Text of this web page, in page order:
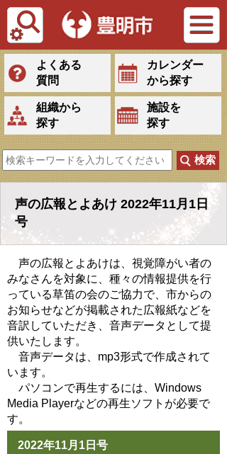
Tiếng Việt
よくある
質問
カレンダー
から探す
組織から
探す
施設を
探す
声の広報とよあけ 2022年11月1日
号
声の広報とよあけは、視覚障がい者の
みなさんを対象に、種々の情報提供を行
っている草笛の会のご協力で、市からの
お知らせなどが掲載された広報紙などを
音訳していただき、音声データとして提
供いたします。
音声データは、mp3形式で作成されて
います。
パソコンで再生するには、Windows
Media Playerなどの再生ソフトが必要で
す。
2022年11月1日号